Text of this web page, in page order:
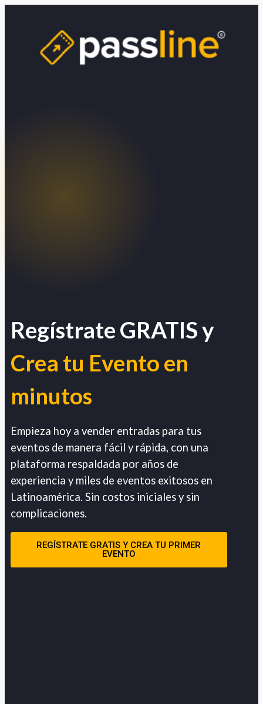
Regístrate GRATIS y
Crea tu Evento en
minutos
Empieza hoy a vender entradas para tus
eventos de manera fácil y rápida, con una
plataforma respaldada por años de
experiencia y miles de eventos exitosos en
Latinoamérica. Sin costos iniciales y sin
complicaciones.
REGÍSTRATE GRATIS Y CREA TU PRIMER
EVENTO